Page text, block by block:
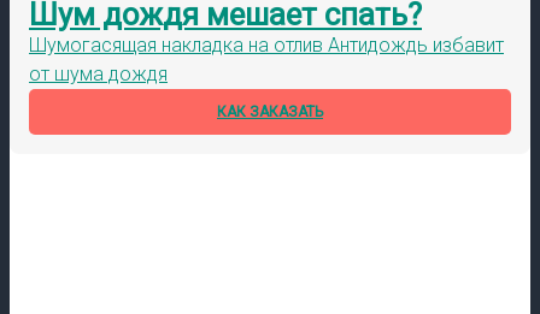
Шум дождя мешает спать?
Шумогасящая накладка на отлив Антидождь избавит
от шума дождя
КАК ЗАКАЗАТЬ